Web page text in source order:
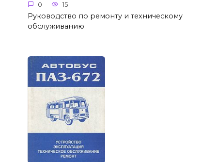
0 15
Руководство по ремонту и техническому
обслуживанию